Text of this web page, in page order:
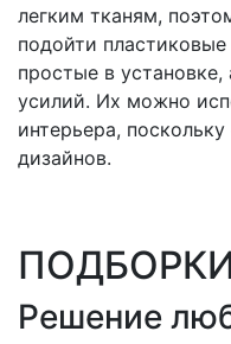
легким тканям,
подойти
простые в
усилий. Их можно
интерьера,
дизайнов.
Решение